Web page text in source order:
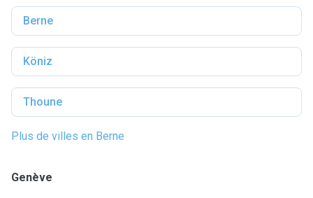
Berne
Köniz
Thoune
Plus de villes en Berne
Genève